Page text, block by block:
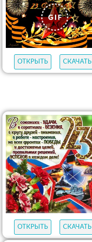
ОТКРЫТЬ СКАЧАТЬ
ОТКРЫТЬ СКАЧАТЬ